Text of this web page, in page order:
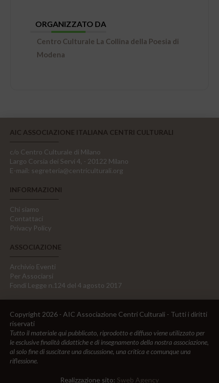
ORGANIZZATO DA
Centro Culturale La Collina della Poesia di
Modena
AIC ASSOCIAZIONE ITALIANA CENTRI CULTURALI
c/o Centro Culturale di Milano
Largo Corsia dei Servi 4, - 20122 Milano
E-mail: segreteria@centriculturali.org
INFORMAZIONI
Chi siamo
Contattaci
Privacy Policy
ASSOCIAZIONE
Archivio Eventi
Per Associarsi
Fondi Legge n.124 del 4 agosto 2017
Copyright 2026 - AIC Associazione Centri Culturali - Tutti i diritti
riservati
Tutto il materiale qui pubblicato, riprodotto e diffuso viene utilizzato per
le esclusive finalità didattiche e di insegnamento della nostra associazione,
al solo fine di suscitare una discussione, una critica e comunque una
riflessione.
Realizzazione sito: Sweb Agency